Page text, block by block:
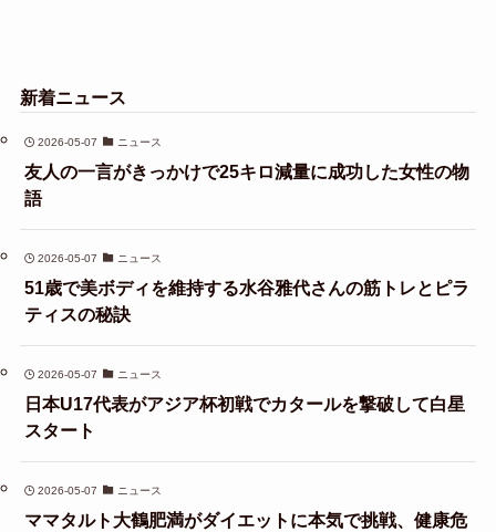
新着ニュース
2026-05-07 ニュース
友人の一言がきっかけで25キロ減量に成功した女性の物
語
2026-05-07 ニュース
51歳で美ボディを維持する水谷雅代さんの筋トレとピラ
ティスの秘訣
2026-05-07 ニュース
日本U17代表がアジア杯初戦でカタールを撃破して白星
スタート
2026-05-07 ニュース
ママタルト大鶴肥満がダイエットに本気で挑戦、健康危